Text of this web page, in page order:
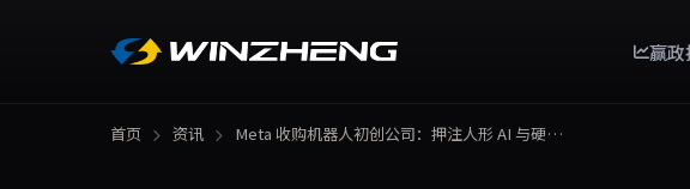
赢
首页 资讯 Meta 收购机器人初创公司：押注人形 AI 与硬…